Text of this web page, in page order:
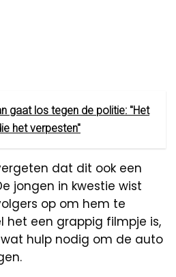
gaat los tegen de politie: ''Het
het verpesten''
dat dit ook een
jongen in kwestie wist
op om hem te
het een grappig filmpje is,
hulp nodig om de auto